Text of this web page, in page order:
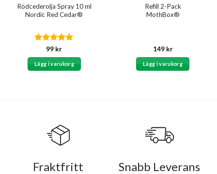
Rödcederolja Spray 10 ml
Nordic Red Cedar®
Betygsatt
av 5
99 kr
Lägg i varukorg
Refill 2-Pack
MothBox®
149 kr
Lägg i varukorg
Fraktfritt Snabb Leverans